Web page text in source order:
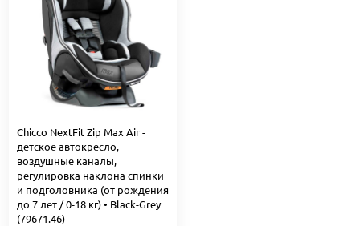
Chicco NextFit Zip Max Air -
детское автокресло,
воздушные каналы,
регулировка наклона спинки
и подголовника (от рождения
до 7 лет / 0-18 кг) • Black-Grey
(79671.46)